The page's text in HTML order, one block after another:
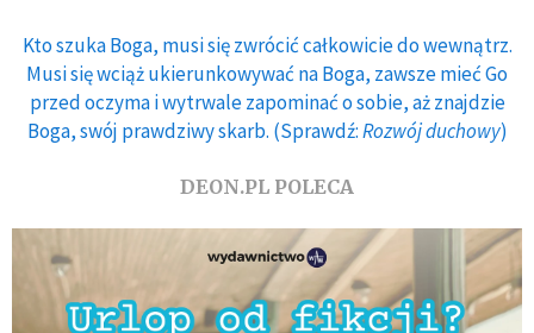
Kto szuka Boga, musi się zwrócić całkowicie do wewnątrz.
Musi się wciąż ukierunkowywać na Boga, zawsze mieć Go
przed oczyma i wytrwale zapominać o sobie, aż znajdzie
Boga, swój prawdziwy skarb. (Sprawdź:Rozwój duchowy)
DEON.PL POLECA